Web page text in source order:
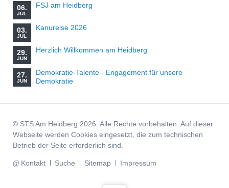
06.
JUL
FSJ am Heidberg
03.
JUL
Kanureise 2026
29.
JUN
Herzlich Willkommen am Heidberg
27.
JUN
Demokratie-Talente - Engagement für unsere
Demokratie
© STS Am Heidberg 2026. Alle Rechte vorbehalten. Auf dieser
Webseite werden Cookies eingesetzt, die zum technischen
Betrieb der Seite erforderlich sind.
Navigation
Kontakt Suche Sitemap Impressum